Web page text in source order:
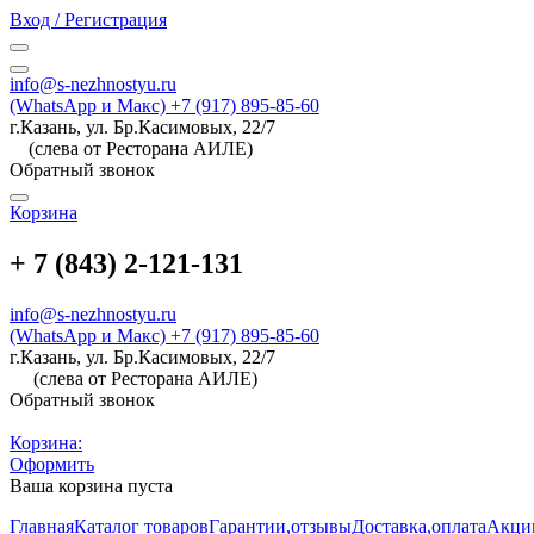
Вход / Регистрация
info@s-nezhnostyu.ru
(WhatsApp и Макс) +7 (917) 895-85-60
г.Казань, ул. Бр.Касимовых, 22/7
(слева от Ресторана АИЛЕ)
Обратный звонок
Корзина
+ 7 (843) 2-121-131
info@s-nezhnostyu.ru
(WhatsApp и Макс) +7 (917) 895-85-60
г.Казань, ул. Бр.Касимовых, 22/7
(слева от Ресторана АИЛЕ)
Обратный звонок
Корзина:
Оформить
Ваша корзина пуста
ГлавнаяКаталог товаровГарантии,отзывыДоставка,оплата